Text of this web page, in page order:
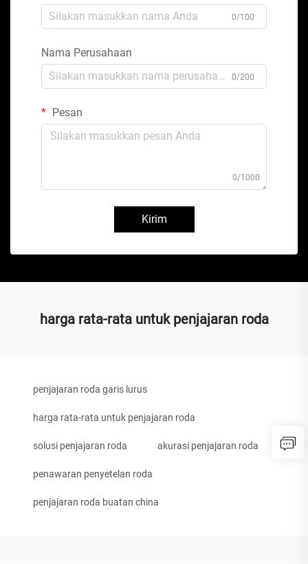
0/100
Nama Perusahaan
0/200
Pesan
0/1000
Kirim
harga rata-rata untuk penjajaran roda
penjajaran roda garis lurus
harga rata-rata untuk penjajaran roda
solusi penjajaran roda akurasi penjajaran roda
penawaran penyetelan roda
penjajaran roda buatan china